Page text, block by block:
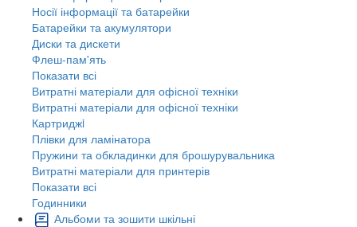
Носії інформації та батарейки
Батарейки та акумулятори
Диски та дискети
Флеш-пам'ять
Показати всі
Витратні матеріали для офісної техніки
Витратні матеріали для офісної техніки
Картриджi
Плівки для ламінатора
Пружини та обкладинки для брошурувальника
Витратні матеріали для принтерів
Показати всі
Годинники
Альбоми та зошити шкільні